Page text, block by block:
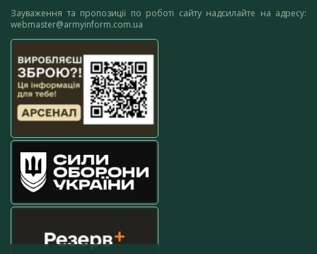
Зауваження та пропозиції по роботі сайту надсилайте на адресу:
webmaster@armyinform.com.ua